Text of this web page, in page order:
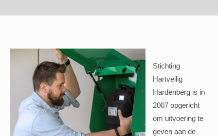
Stichting
Hartveilig
Hardenberg is in
2007 opgericht
om uitvoering te
geven aan de